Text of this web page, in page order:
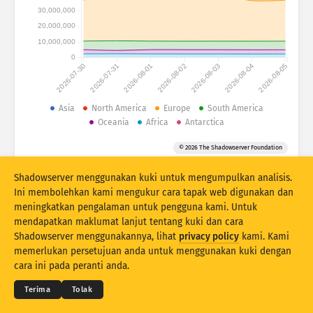
Attack statistics: Devices
Bantuan
Negara
Bertindih
Kemas kini hasil secara automatik
Kemas kini Tetapkan semula
Muat turun sebagai PNG
2026-07-30 2026-07-31 2026-08-01 2026-08-02 2026-08-03 2026-08-04 2026-08-05
0
10,000,000
20,000,000
30,000,000
Asia North America Europe
South America
Oceania
Africa Antarctica
© 2026 The Shadowserver Foundation
© 2026THE SHADOWSERVER FOUNDATION
Privasi & Terma
Hubungi Kami Kredit
Shadowserver menggunakan kuki untuk mengumpulkan analisis.
Ini membolehkan kami mengukur cara tapak web digunakan dan
meningkatkan pengalaman untuk pengguna kami. Untuk
mendapatkan maklumat lanjut tentang kuki dan cara
Shadowserver menggunakannya, lihat privacy policy kami. Kami
memerlukan persetujuan anda untuk menggunakan kuki dengan
cara ini pada peranti anda.
Terima Tolak